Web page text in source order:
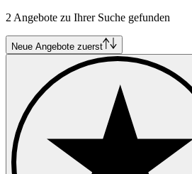
2 Angebote zu Ihrer Suche gefunden
Neue Angebote zuerst